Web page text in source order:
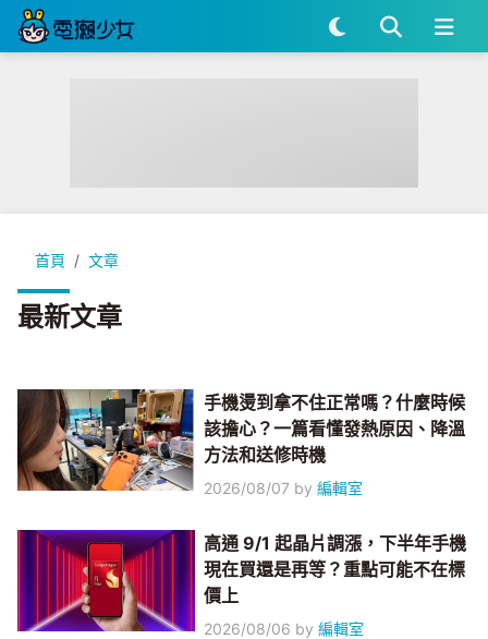
首頁 文章
最新文章
手機燙到拿不住正常嗎？什麼時候
該擔心？一篇看懂發熱原因、降溫
方法和送修時機
2026/08/07 by編輯室
高通 9/1 起晶片調漲，下半年手機
現在買還是再等？重點可能不在標
價上
2026/08/06 by編輯室